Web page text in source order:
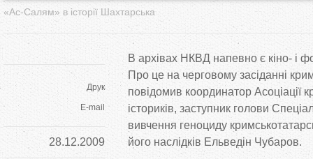
«Ас-Салям» в історії Шахтарська
Друк
E-mail
28.12.2009
В архівах НКВД напевно є кіно- і
Про це на черговому засіданні
повідомив координатор Асоціації
істориків, заступник голови
вивчення геноциду
його наслідків Ельведін Чубаров.